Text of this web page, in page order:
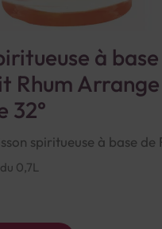
à
Rhum
32°
spiritueuse à base de
0,7L